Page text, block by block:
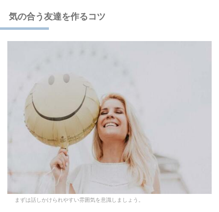
気の合う友達を作るコツ
まずは話しかけられやすい雰囲気を意識しましょう。